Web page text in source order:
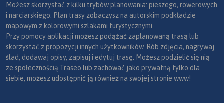
Możesz skorzystać z kilku trybów planowania: pieszego, rowerowych
i narciarskiego. Plan trasy zobaczysz na autorskim podkładzie
mapowym z kolorowymi szlakami turystycznymi.
Przy pomocy aplikacji możesz podążać zaplanowaną trasą lub
skorzystać z propozycji innych użytkowników. Rób zdjęcia, nagrywaj
ślad, dodawaj opisy, zapisuj i edytuj trasę. Możesz podzielić się nią
ze społecznością Traseo lub zachować jako prywatną tylko dla
siebie, możesz udostępnić ją również na swojej stronie www!